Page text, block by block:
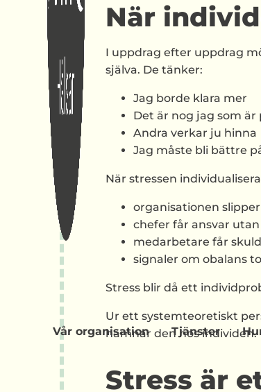
Vår organisation Tjänster
När
I uppdrag efter uppdrag
själva. De tänker:
Jag borde klara mer
Det är nog jag som
Andra verkar ju hinna
Jag måste bli bättre
När stressen
organisationen
chefer får ansvar
medarbetare får
signaler om obalans
Stress blir då ett
Ur ett systemteoretiskt
hamnar den hos individen.
Stress är